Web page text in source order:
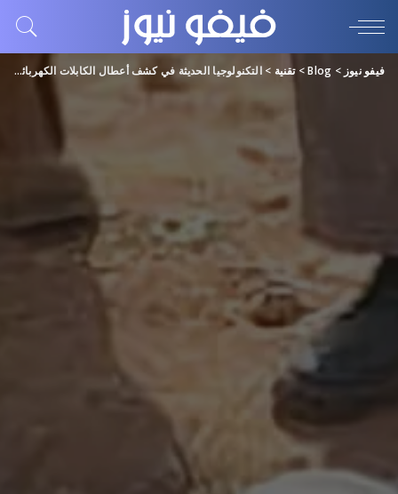
فيفو نيوز >
Blog
>تقنية >التكنولوجيا الحديثة في كشف أعطال الكابلات الكهربائية: حلول متقدمة لضمان الكفاءة